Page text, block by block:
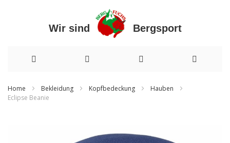
Wir sind Bergsport
zum
Home Bekleidung Kopfbedeckung
Hauben
Eclipse Beanie